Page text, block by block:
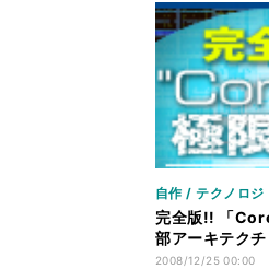
自作 / テクノロジ
完全版!! 「
部アーキテク
2008/12/25 00:00